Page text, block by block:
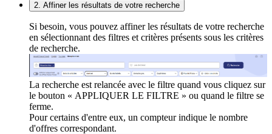
2. Affiner les résultats de votre recherche
Si besoin, vous pouvez affiner les résultats de votre recherche
en sélectionnant des filtres et critères présents sous les critères
de recherche.
La recherche est relancée avec le filtre quand vous cliquez sur
le bouton « APPLIQUER LE FILTRE » ou quand le filtre se
ferme.
Pour certains d'entre eux, un compteur indique le nombre
d'offres correspondant.